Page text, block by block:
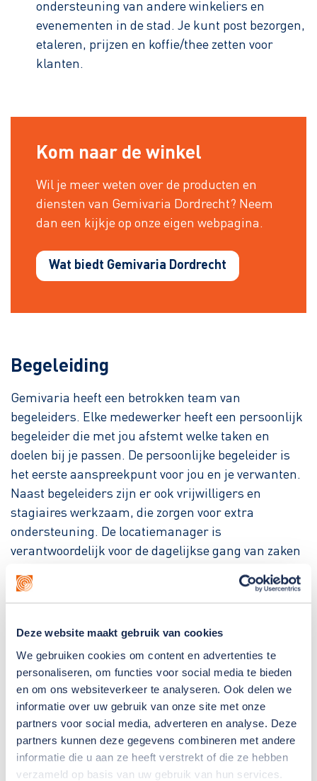
Deze website maakt gebruik van cookies
We gebruiken cookies om content en advertenties te
personaliseren, om functies voor social media te bieden
en om ons websiteverkeer te analyseren. Ook delen we
informatie over uw gebruik van onze site met onze
partners voor social media, adverteren en analyse. Deze
partners kunnen deze gegevens combineren met andere
informatie die u aan ze heeft verstrekt of die ze hebben
verzameld op basis van uw gebruik van hun services.
ondersteuning van andere winkeliers en
evenementen in de stad. Je kunt post bezorgen,
etaleren, prijzen en koffie/thee zetten voor
klanten.
Kom naar de winkel
Wil je meer weten over de producten en
diensten van Gemivaria Dordrecht? Neem
dan een kijkje op onze eigen webpagina.
Wat biedt Gemivaria Dordrecht
Begeleiding
Gemivaria heeft een betrokken team van
begeleiders. Elke medewerker heeft een persoonlijk
begeleider die met jou afstemt welke taken en
doelen bij je passen. De persoonlijke begeleider is
het eerste aanspreekpunt voor jou en je verwanten.
Naast begeleiders zijn er ook vrijwilligers en
stagiaires werkzaam, die zorgen voor extra
ondersteuning. De locatiemanager is
verantwoordelijk voor de dagelijkse gang van zaken
Uitzendbureau Xtra
Naast het vaste activiteitenaanbod op deze
locatie, kunnen mensen ook deelnemen
aan activiteiten van ons eigen regionale
uitzendbureau Xtra. Bij Xtra bieden we
tijdelijke en structurele activiteiten aan,